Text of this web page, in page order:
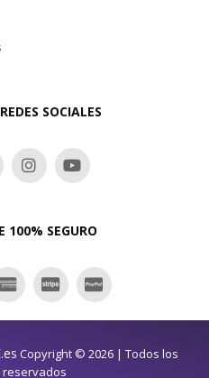
SOCIALES
100% SEGURO
Copyright © 2026 | Todos los
reservados